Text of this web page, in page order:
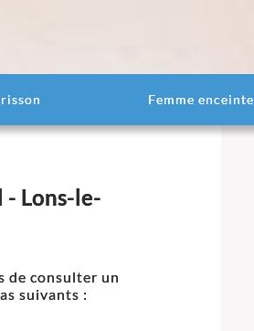
Femme enceinte
Lons-le-
de consulter un
suivants :